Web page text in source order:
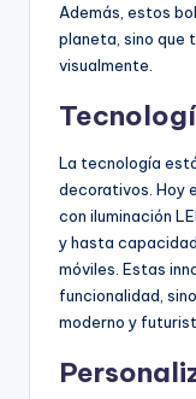
Además, estos
planeta, sino que
visualmente.
La tecnología
decorativos. Hoy
con iluminación
y hasta
móviles. Estas
funcionalidad,
moderno y